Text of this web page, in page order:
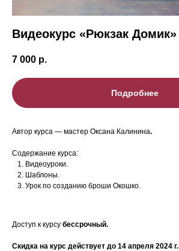
Видеокурс «Рюкзак Домик»
7 000 р.
Подробнее
Автор курса — мастер Оксана Калинина.
Содержание курса:
Видеоуроки.
Шаблоны.
Урок по созданию броши Окошко.
Доступ к курсу бессрочный.
Скидка на курс действует до 14 апреля 2024 г.